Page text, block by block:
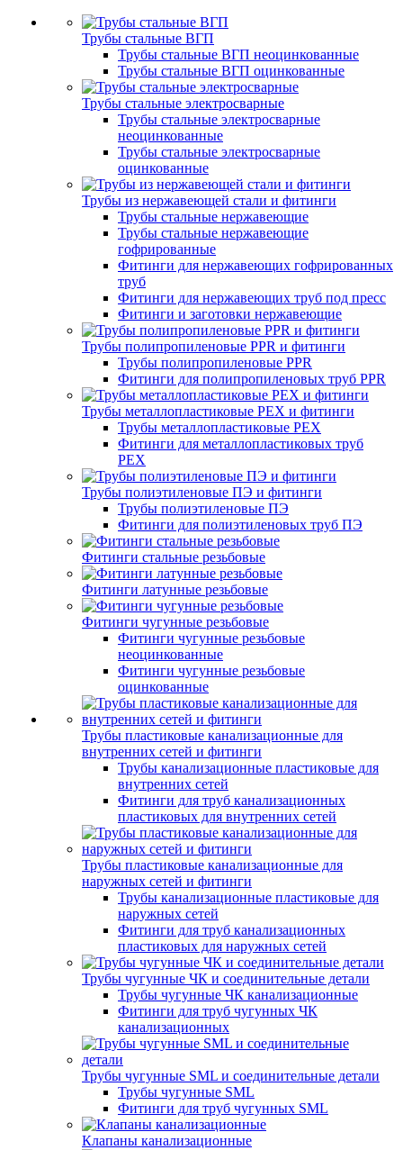
Трубы стальные ВГП
Трубы стальные ВГП неоцинкованные
Трубы стальные ВГП оцинкованные
Трубы стальные электросварные
Трубы стальные электросварные
неоцинкованные
Трубы стальные электросварные
оцинкованные
Трубы из нержавеющей стали и фитинги
Трубы стальные нержавеющие
Трубы стальные нержавеющие
гофрированные
Фитинги для нержавеющих гофрированных
труб
Фитинги для нержавеющих труб под пресс
Фитинги и заготовки нержавеющие
Трубы полипропиленовые PPR и фитинги
Трубы полипропиленовые PPR
Фитинги для полипропиленовых труб PPR
Трубы металлопластиковые PEX и фитинги
Трубы металлопластиковые PEX
Фитинги для металлопластиковых труб
PEX
Трубы полиэтиленовые ПЭ и фитинги
Трубы полиэтиленовые ПЭ
Фитинги для полиэтиленовых труб ПЭ
Фитинги стальные резьбовые
Фитинги латунные резьбовые
Фитинги чугунные резьбовые
Фитинги чугунные резьбовые
неоцинкованные
Фитинги чугунные резьбовые
оцинкованные
Трубы пластиковые канализационные для
внутренних сетей и фитинги
Трубы канализационные пластиковые для
внутренних сетей
Фитинги для труб канализационных
пластиковых для внутренних сетей
Трубы пластиковые канализационные для
наружных сетей и фитинги
Трубы канализационные пластиковые для
наружных сетей
Фитинги для труб канализационных
пластиковых для наружных сетей
Трубы чугунные ЧК и соединительные детали
Трубы чугунные ЧК канализационные
Фитинги для труб чугунных ЧК
канализационных
Трубы чугунные SML и соединительные детали
Трубы чугунные SML
Фитинги для труб чугунных SML
Клапаны канализационные